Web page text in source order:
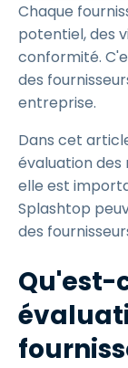
Chaque
potentiel, des
conformité.
des
entreprise.
Dans cet
évaluation des
elle est
Splashtop
des
Qu'est-